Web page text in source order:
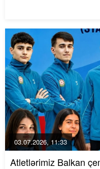
03.07.2026, 11:33
Atletlərimiz Balkan